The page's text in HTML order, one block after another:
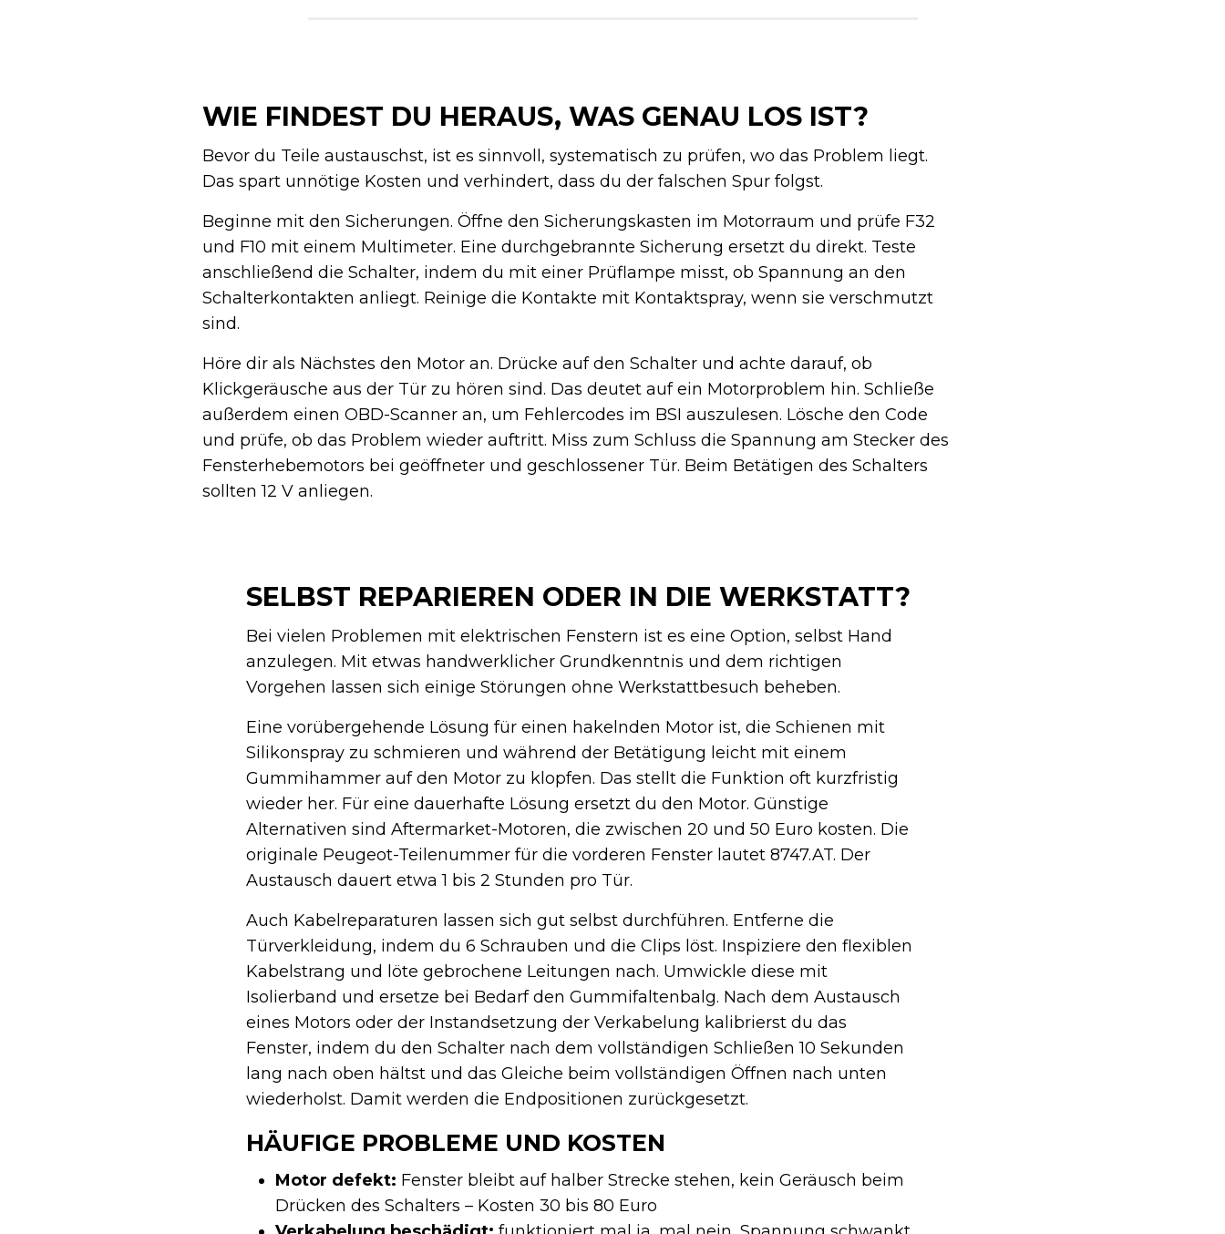
WIE FINDEST DU HERAUS, WAS GENAU LOS IST?
Bevor du Teile austauschst, ist es sinnvoll, systematisch zu prüfen, wo das Problem liegt.
Das spart unnötige Kosten und verhindert, dass du der falschen Spur folgst.
Beginne mit den Sicherungen. Öffne den Sicherungskasten im Motorraum und prüfe F32
und F10 mit einem Multimeter. Eine durchgebrannte Sicherung ersetzt du direkt. Teste
anschließend die Schalter, indem du mit einer Prüflampe misst, ob Spannung an den
Schalterkontakten anliegt. Reinige die Kontakte mit Kontaktspray, wenn sie verschmutzt
sind.
Höre dir als Nächstes den Motor an. Drücke auf den Schalter und achte darauf, ob
Klickgeräusche aus der Tür zu hören sind. Das deutet auf ein Motorproblem hin. Schließe
außerdem einen OBD-Scanner an, um Fehlercodes im BSI auszulesen. Lösche den Code
und prüfe, ob das Problem wieder auftritt. Miss zum Schluss die Spannung am Stecker des
Fensterhebemotors bei geöffneter und geschlossener Tür. Beim Betätigen des Schalters
sollten 12 V anliegen.
SELBST REPARIEREN ODER IN DIE WERKSTATT?
Bei vielen Problemen mit elektrischen Fenstern ist es eine Option, selbst Hand
anzulegen. Mit etwas handwerklicher Grundkenntnis und dem richtigen
Vorgehen lassen sich einige Störungen ohne Werkstattbesuch beheben.
Eine vorübergehende Lösung für einen hakelnden Motor ist, die Schienen mit
Silikonspray zu schmieren und während der Betätigung leicht mit einem
Gummihammer auf den Motor zu klopfen. Das stellt die Funktion oft kurzfristig
wieder her. Für eine dauerhafte Lösung ersetzt du den Motor. Günstige
Alternativen sind Aftermarket-Motoren, die zwischen 20 und 50 Euro kosten. Die
originale Peugeot-Teilenummer für die vorderen Fenster lautet 8747.AT. Der
Austausch dauert etwa 1 bis 2 Stunden pro Tür.
Auch Kabelreparaturen lassen sich gut selbst durchführen. Entferne die
Türverkleidung, indem du 6 Schrauben und die Clips löst. Inspiziere den flexiblen
Kabelstrang und löte gebrochene Leitungen nach. Umwickle diese mit
Isolierband und ersetze bei Bedarf den Gummifaltenbalg. Nach dem Austausch
eines Motors oder der Instandsetzung der Verkabelung kalibrierst du das
Fenster, indem du den Schalter nach dem vollständigen Schließen 10 Sekunden
lang nach oben hältst und das Gleiche beim vollständigen Öffnen nach unten
wiederholst. Damit werden die Endpositionen zurückgesetzt.
HÄUFIGE PROBLEME UND KOSTEN
Motor defekt: Fenster bleibt auf halber Strecke stehen, kein Geräusch beim
Drücken des Schalters – Kosten 30 bis 80 Euro